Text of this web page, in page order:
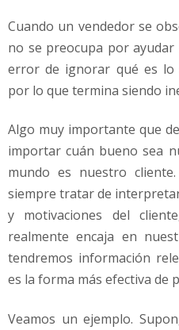
Cuando un vendedor se
no se preocupa por
error de ignorar qué es lo
por lo que termina siendo
Algo muy importante que
importar cuán bueno sea
mundo es nuestro
siempre tratar de
y motivaciones del
realmente encaja en
tendremos información
es la forma más efectiva de
Veamos un ejemplo.